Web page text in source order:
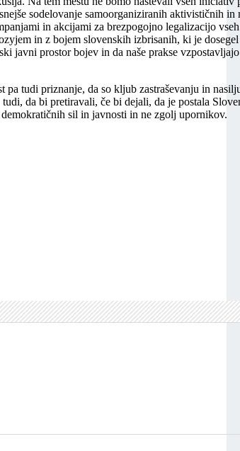
sodelovanje samoorganiziranih aktivističnih in
in akcijami za brezpogojno legalizacijo
in z bojem slovenskih izbrisanih, ki je
javni prostor bojev in da naše prakse
tudi priznanje, da so kljub zastraševanju in
da bi pretiravali, če bi dejali, da je postala
sil in javnosti in ne zgolj upornikov.